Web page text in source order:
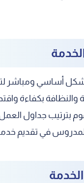
بشكل أساسي
والنظافة بكفاءة
بترتيب جداول
في تقديم